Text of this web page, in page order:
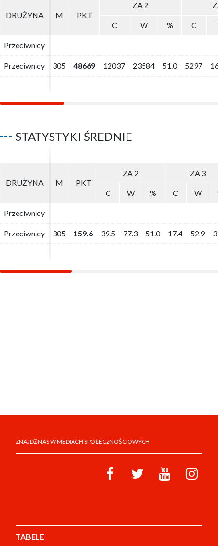
DRUŻYNA M PKT
ZA 2
C W % C
Przeciwnicy
Przeciwnicy 305 48669 12037 23584 51.0 5297
DRUŻYNA M PKT
ZA 2
C W % C
Przeciwnicy
Przeciwnicy 305 48669 12037 23584 51.0 5297
STATYSTYKI ŚREDNIE
DRUŻYNA M PKT
ZA 2 ZA 3
C W % C W
Przeciwnicy
Przeciwnicy 305 159.6 39.5 77.3 51.0 17.4 52.9
DRUŻYNA M PKT
ZA 2 ZA 3
C W % C W
Przeciwnicy
Przeciwnicy 305 159.6 39.5 77.3 51.0 17.4 52.9
ZNAJDŹ NAS W MEDIACH SPOŁECZNOŚCIOWYCH
TABELE